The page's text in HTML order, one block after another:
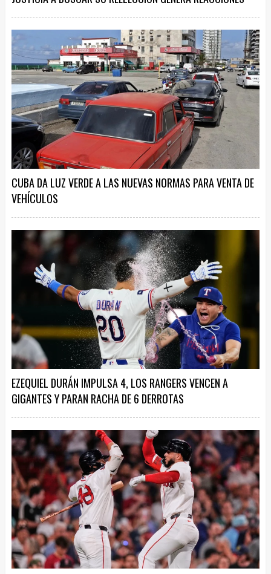
CUBA DA LUZ VERDE A LAS NUEVAS NORMAS PARA VENTA DE
VEHÍCULOS
EZEQUIEL DURÁN IMPULSA 4, LOS RANGERS VENCEN A
GIGANTES Y PARAN RACHA DE 6 DERROTAS